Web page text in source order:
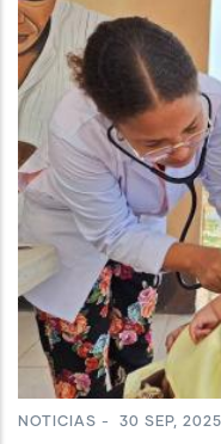
NOTICIAS - 30 SEP, 2025